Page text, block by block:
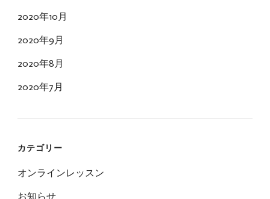
2020年10月
2020年9月
2020年8月
2020年7月
カテゴリー
オンラインレッスン
お知らせ